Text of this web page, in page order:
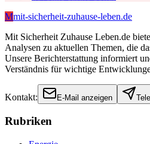
Mmit-sicherheit-zuhause-leben.de
Mit Sicherheit Zuhause Leben.de
Analysen zu aktuellen Themen, die
Unsere Berichterstattung informiert
Verständnis für wichtige
Kontakt: E-Mail anzeigen
Rubriken